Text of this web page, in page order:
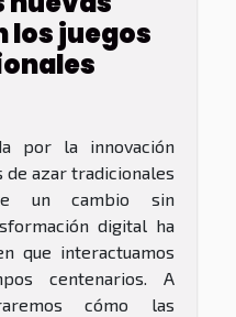
los juegos
por la innovación
de azar tradicionales
un cambio sin
digital ha
que interactuamos
centenarios. A
cómo las